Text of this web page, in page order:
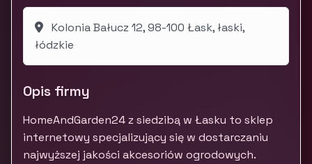
Kolonia Bałucz 12, 98-100 Łask, łaski,
łódzkie
Opis firmy
HomeAndGarden24 z siedzibą w Łasku to sklep
internetowy specjalizujący się w dostarczaniu
najwyższej jakości akcesoriów ogrodowych.